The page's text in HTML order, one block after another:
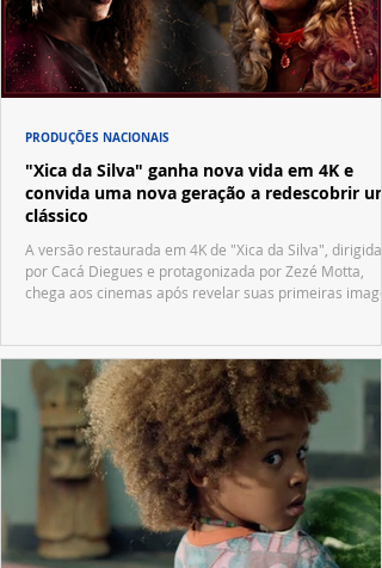
"Xica da Silva" ganha nova vida em 4K e
convida uma nova geração a redescobrir um
clássico
A versão restaurada em 4K de "Xica da Silva", dirigida
por Cacá Diegues e protagonizada por Zezé Motta,
chega aos cinemas após revelar suas primeiras
PRODUÇÕES NACIONAIS